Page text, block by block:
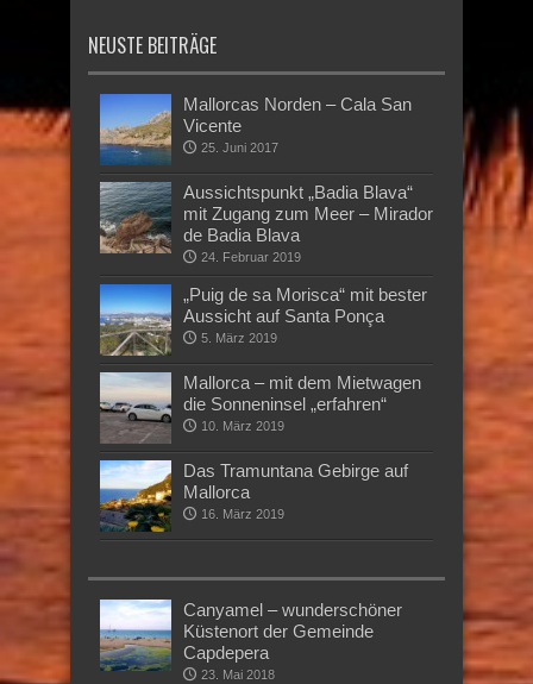
NEUSTE BEITRÄGE
Mallorcas Norden – Cala San
Vicente
25. Juni 2017
Aussichtspunkt „Badia Blava“
mit Zugang zum Meer – Mirador
de Badia Blava
24. Februar 2019
„Puig de sa Morisca“ mit bester
Aussicht auf Santa Ponça
5. März 2019
Mallorca – mit dem Mietwagen
die Sonneninsel „erfahren“
10. März 2019
Das Tramuntana Gebirge auf
Mallorca
16. März 2019
Canyamel – wunderschöner
Küstenort der Gemeinde
Capdepera
23. Mai 2018